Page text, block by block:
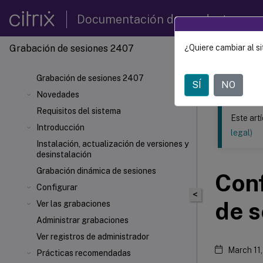
Documentación de productos
Grabación de sesiones 2407
Grabación de sesiones 2407
Novedades
Requisitos del sistema
Introducción
Instalación, actualización de versiones y
desinstalación
Grabación dinámica de sesiones
Configurar
Ver las grabaciones
Administrar grabaciones
Ver registros de administrador
Prácticas recomendadas
Este
<
Este
legal)
de
March
¿Quiere cambiar al
SÍ NO